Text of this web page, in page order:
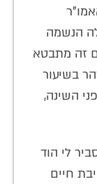
הנשמה
זה מתבטא
בשיעור
השינה,
לי הוד
חיים